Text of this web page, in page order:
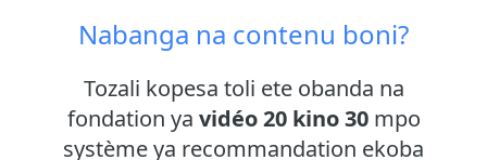
Nabanga na contenu boni?
Tozali kopesa toli ete obanda na
fondation ya vidéo 20 kino 30mpo
système ya recommandation ekoba